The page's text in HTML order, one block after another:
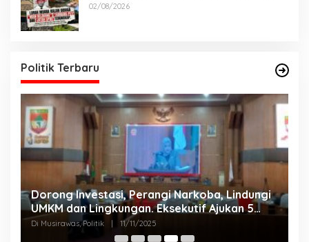
02/08/2026
Politik Terbaru
Dorong Investasi, Perangi Narkoba, Lindungi
UMKM dan Lingkungan. Eksekutif Ajukan 5
Raperda Strategis.
Di Musirawas, Politik 11/11/2025